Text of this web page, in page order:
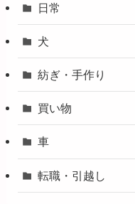
日常
犬
紡ぎ・手作り
買い物
車
転職・引越し